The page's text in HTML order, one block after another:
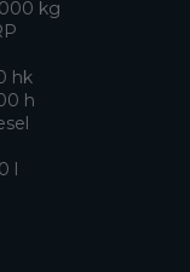
kg
hk
h
l